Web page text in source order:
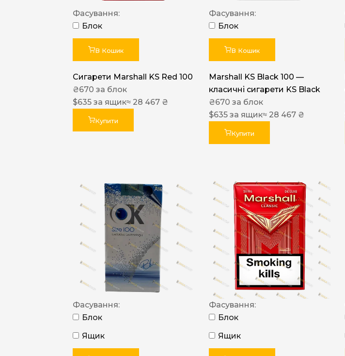
Leana
ASTRU
De Santis
MONUS
NERO
NERO
Гуцульскі
Italian Blend 821
OSCAR
Фасування:
Блок
В Кошик
Сигарети Marshall KS Red 100
₴670 за блок
$635 за ящик≈ 28 467 ₴
Купити
Фасування:
Блок
В Кошик
Marshall KS Black 100 —
класичні сигарети KS Black
₴670 за блок
$635 за ящик≈ 28 467 ₴
Купити
Фасування:
Блок
Ящик
Фасування:
Блок
Ящик